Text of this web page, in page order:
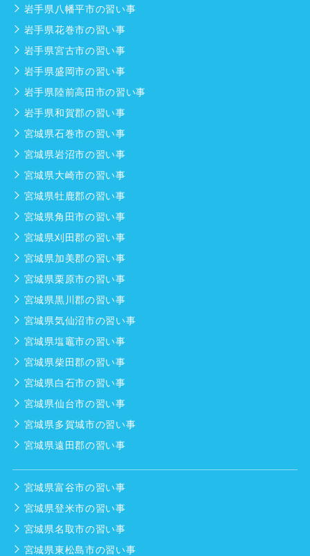
岩手県八幡平市の習い事
岩手県花巻市の習い事
岩手県宮古市の習い事
岩手県盛岡市の習い事
岩手県陸前高田市の習い事
岩手県和賀郡の習い事
宮城県石巻市の習い事
宮城県岩沼市の習い事
宮城県大崎市の習い事
宮城県牡鹿郡の習い事
宮城県角田市の習い事
宮城県刈田郡の習い事
宮城県加美郡の習い事
宮城県栗原市の習い事
宮城県黒川郡の習い事
宮城県気仙沼市の習い事
宮城県塩竈市の習い事
宮城県柴田郡の習い事
宮城県白石市の習い事
宮城県仙台市の習い事
宮城県多賀城市の習い事
宮城県遠田郡の習い事
宮城県富谷市の習い事
宮城県登米市の習い事
宮城県名取市の習い事
宮城県東松島市の習い事